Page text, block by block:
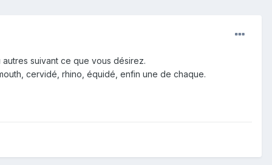
suivant ce que vous désirez.
cervidé, rhino, équidé, enfin une de chaque.